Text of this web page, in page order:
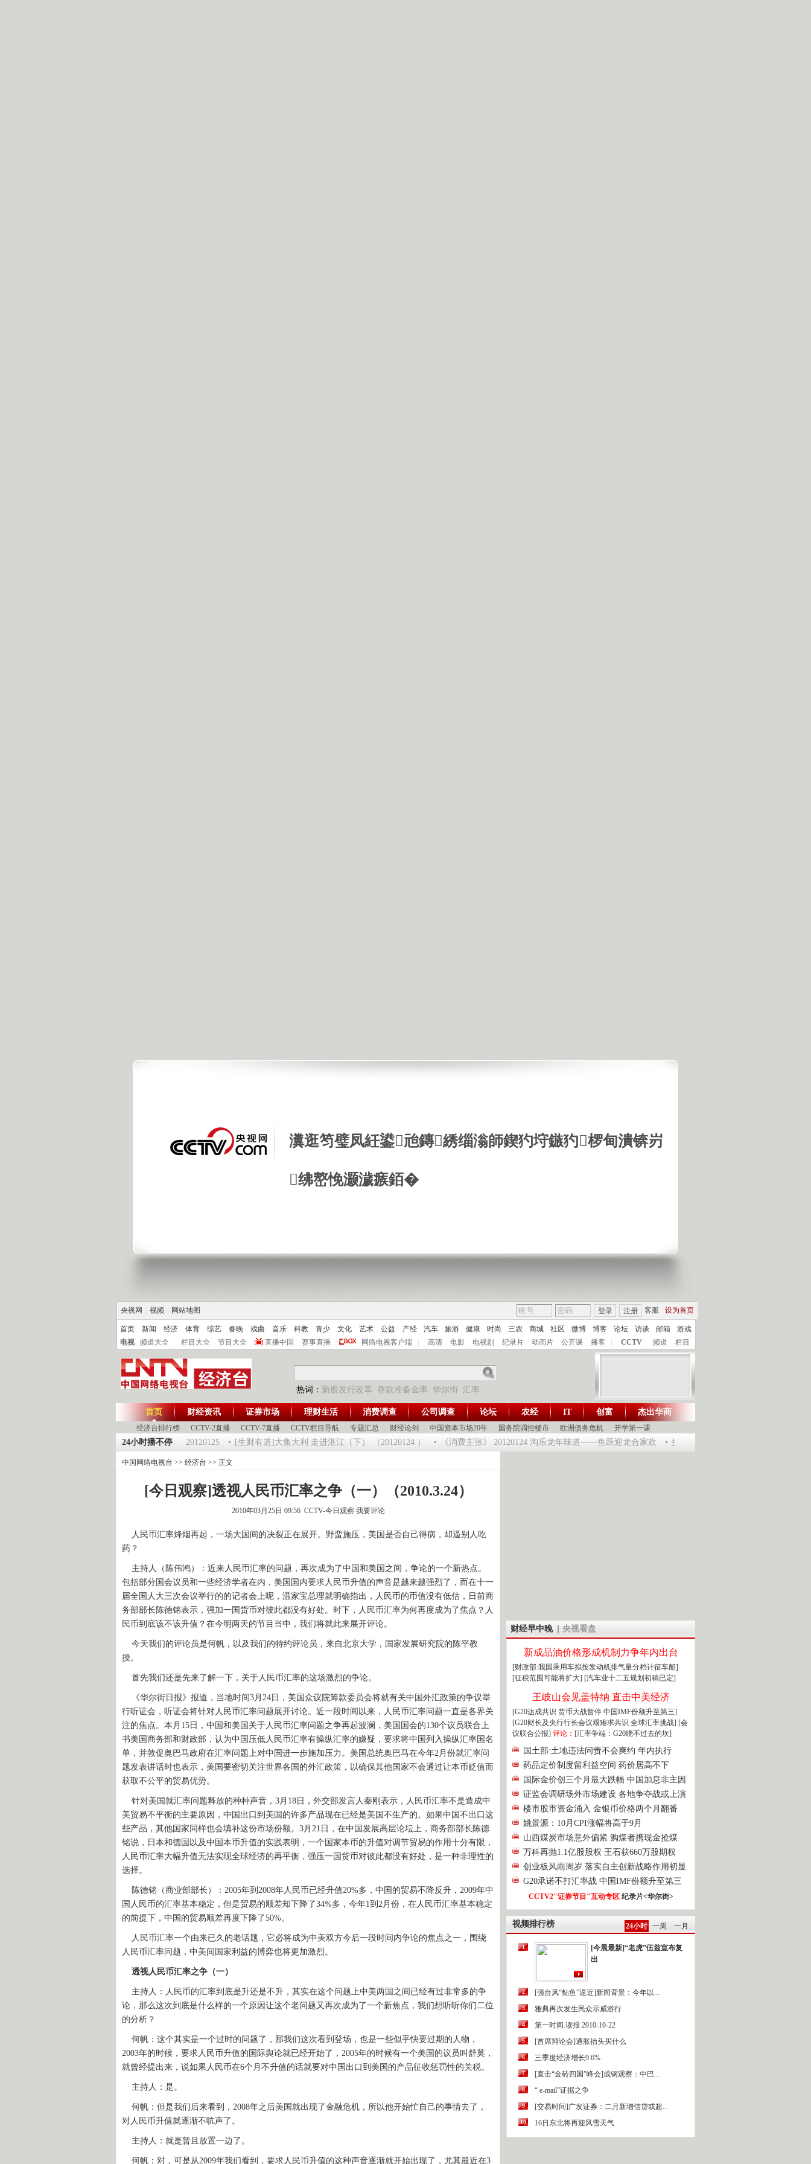
瀵逛笉璧凤紝鍙兘鏄綉缁滃師鍥犳垨鏃犳椤甸潰锛岃
绋嶅悗灏濊瘯銆�
央视网 视频 网站地图 客服 设为首页
登录 注册
首页 新闻 经济 体育 综艺 春晚 戏曲 音乐 科教 青少 文化 艺术 公益 产经 汽车 旅游 健康 时尚 三农 商城 社区 微博 博客 论坛 访谈 邮箱
游戏
电视
频道大全 栏目大全 节目大全 直播中国 赛事直播 网络电视客户端 高清 电影 电视剧 纪录片 动画片 公开课 播客 CCTV 频道 栏目
热词： 新股发行改革 存款准备金率 华尔街 汇率
财智生活 一键通达
首页
经济台排行榜 CCTV-2直播 CCTV-7直播 CCTV栏目导航 专题汇总 财经论剑 中国资本市场20年 国务院调控楼市 欧洲债务危机 开学第一课
财经资讯 证券市场 理财生活 消费调查 公司调查 论坛 农经 IT 创富 杰出华商
24小时播不停
《第一时间》 20120125 [生财有道]大集大利 走进湛江（下） （20120124 ） 《消费主张》 20120124 淘乐龙年味道——鱼跃迎龙合家欢 提问2012：机遇与悬念共存
中国网络电视台 >> 经济台 >> 正文
[今日观察]透视人民币汇率之争（一）（2010.3.24）
2010年03月25日 09:56 CCTV-今日观察 我要评论
人民币汇率烽烟再起，一场大国间的决裂正在展开。野蛮施压，美国是否自己得病，却逼别人吃
药？
主持人（陈伟鸿）：近来人民币汇率的问题，再次成为了中国和美国之间，争论的一个新热点。
包括部分国会议员和一些经济学者在内，美国国内要求人民币升值的声音是越来越强烈了，而在十一
届全国人大三次会议举行的的记者会上呢，温家宝总理就明确指出，人民币的币值没有低估，日前商
务部部长陈德铭表示，强加一国货币对彼此都没有好处。时下，人民币汇率为何再度成为了焦点？人
民币到底该不该升值？在今明两天的节目当中，我们将就此来展开评论。
今天我们的评论员是何帆，以及我们的特约评论员，来自北京大学，国家发展研究院的陈平教
授。
首先我们还是先来了解一下，关于人民币汇率的这场激烈的争论。
《华尔街日报》报道，当地时间3月24日，美国众议院筹款委员会将就有关中国外汇政策的争议举
行听证会，听证会将针对人民币汇率问题展开讨论。近一段时间以来，人民币汇率问题一直是各界关
注的焦点。本月15日，中国和美国关于人民币汇率问题之争再起波澜，美国国会的130个议员联合上
书美国商务部和财政部，认为中国压低人民币汇率有操纵汇率的嫌疑，要求将中国列入操纵汇率国名
单，并敦促奥巴马政府在汇率问题上对中国进一步施加压力。美国总统奥巴马在今年2月份就汇率问
题发表讲话时也表示，美国要密切关注世界各国的外汇政策，以确保其他国家不会通过让本币贬值而
获取不公平的贸易优势。
针对美国就汇率问题释放的种种声音，3月18日，外交部发言人秦刚表示，人民币汇率不是造成中
美贸易不平衡的主要原因，中国出口到美国的许多产品现在已经是美国不生产的。如果中国不出口这
些产品，其他国家同样也会填补这份市场份额。3月21日，在中国发展高层论坛上，商务部部长陈德
铭说，日本和德国以及中国本币升值的实践表明，一个国家本币的升值对调节贸易的作用十分有限，
人民币汇率大幅升值无法实现全球经济的再平衡，强压一国货币对彼此都没有好处，是一种非理性的
选择。
陈德铭（商业部部长）：2005年到2008年人民币已经升值20%多，中国的贸易不降反升，2009年中
国人民币的汇率基本稳定，但是贸易的顺差却下降了34%多，今年1到2月份，在人民币汇率基本稳定
的前提下，中国的贸易顺差再度下降了50%。
人民币汇率一个由来已久的老话题，它必将成为中美双方今后一段时间内争论的焦点之一，围绕
人民币汇率问题，中美间国家利益的博弈也将更加激烈。
透视人民币汇率之争（一）
主持人：人民币的汇率到底是升还是不升，其实在这个问题上中美两国之间已经有过非常多的争
论，那么这次到底是什么样的一个原因让这个老问题又再次成为了一个新焦点，我们想听听你们二位
的分析？
何帆：这个其实是一个过时的问题了，那我们这次看到登场，也是一些似乎快要过期的人物，
2003年的时候，要求人民币升值的国际舆论就已经开始了，2005年的时候有一个美国的议员叫舒莫，
就曾经提出来，说如果人民币在6个月不升值的话就要对中国出口到美国的产品征收惩罚性的关税。
主持人：是。
何帆：但是我们后来看到，2008年之后美国就出现了金融危机，所以他开始忙自己的事情去了，
对人民币升值就逐渐不吭声了。
主持人：就是暂且放置一边了。
何帆：对，可是从2009年我们看到，要求人民币升值的这种声音逐渐就开始出现了，尤其最近在3
财经早中晚 央视看盘
新成品油价格形成机制力争年内出台
[财政部:我国乘用车拟按发动机排气量分档计征车船]
[征税范围可能将扩大] [汽车业十二五规划初稿已定]
王岐山会见盖特纳 直击中美经济
[G20达成共识 货币大战暂停 中国IMF份额升至第三]
[G20财长及央行行长会议艰难求共识 全球汇率挑战] [会
议联合公报] 评论： [汇率争端：G20绕不过去的坎]
国土部:土地违法问责不会爽约 年内执行
药品定价制度留利益空间 药价居高不下
国际金价创三个月最大跌幅 中国加息非主因
证监会调研场外市场建设 各地争夺战或上演
楼市股市资金涌入 金银币价格两个月翻番
姚景源：10月CPI涨幅将高于9月
山西煤炭市场意外偏紧 购煤者携现金抢煤
万科再抛1.1亿股股权 王石获660万股期权
创业板风雨周岁 落实自主创新战略作用初显
G20承诺不打汇率战 中国IMF份额升至第三
CCTV2"证券节目"互动专区 纪录片<华尔街>
视频排行榜 24小时 一周 一月
1
[今晨最新]“老虎”伍兹宣布复
出
2 [强台风“鲇鱼”逼近]新闻背景：今年以...
3 雅典再次发生民众示威游行
4 第一时间.读报 2010-10-22
5 [首席辩论会]通胀抬头买什么
6 三季度经济增长9.6%
7 [直击“金砖四国”峰会]成钢观察：中巴...
8 “ e-mail”证据之争
9 [交易时间]广发证券：二月新增信贷或超...
10 16日东北将再迎风雪天气